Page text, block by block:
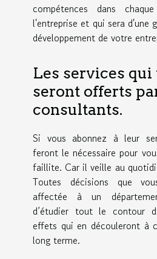
compétences dans
l'entreprise et qui sera d'une
développement de votre
Les services qui
seront offerts
consultants.
Si vous abonnez à leur
feront le nécessaire pour
faillite. Car il veille au
Toutes décisions que
affectée à un
d’étudier tout le contour
effets qui en découleront à
long terme.